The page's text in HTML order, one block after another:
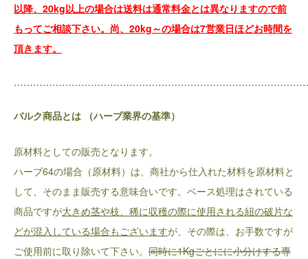
以降、20kg以上の場合は送料は通常料金とは異なりますので前
もってご相談下さい。尚、20kg～の場合は7営業日ほどお時間を
頂きます。
バルク商品とは （ハーブ業界の基準）
原材料としての販売となります。
ハーブ64の場合（原材料）は、商社から仕入れた材料を原材料と
して、そのまま販売する意味合いです。ベース処理はされている
商品ですが大きめ茎や枝、稀に収穫の際に使用される紐の破片な
どが混入している場合もございますが、その際は、お手数ですが
ご使用前に取り除いて下さい。 同時に1Kgごとにに小分けする専